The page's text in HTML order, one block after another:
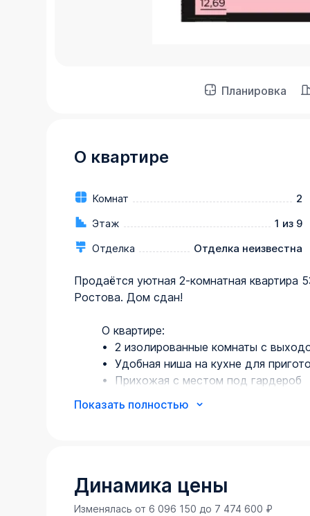
Планировка
О квартире
Комнат 2
Этаж
1 из 9
Отделка
Отделка неизвестна
Продаётся уютная 2-комнатная квартира
Ростова. Дом сдан!
        О квартире:
        •  Совмещенный санузел
        •  Прочный монолитный дом с кирпичной облицовкой
        •  Мало- и среднеэтажная застройка: от 4 до 9 этажей
        •  Теплые дома с экономией на коммунальных платежах до 60%
Показать полностью
Динамика цены
Изменялась от6 096 150 до 7 474 600 ₽